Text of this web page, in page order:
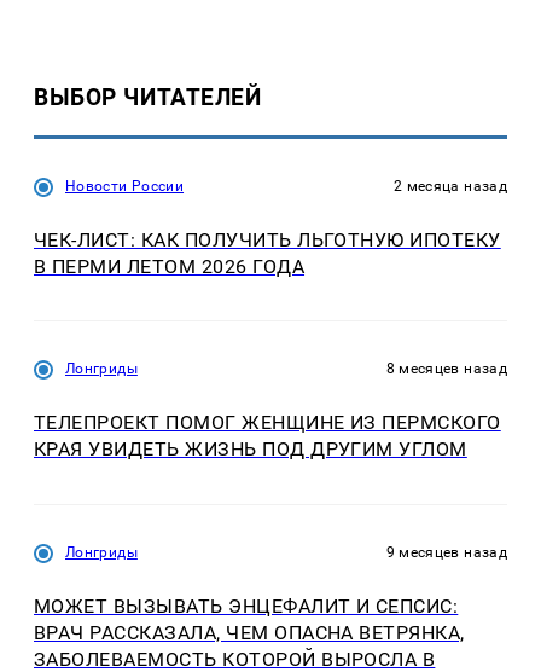
ВЫБОР ЧИТАТЕЛЕЙ
Новости России 2 месяца назад
ЧЕК-ЛИСТ: КАК ПОЛУЧИТЬ ЛЬГОТНУЮ ИПОТЕКУ
В ПЕРМИ ЛЕТОМ 2026 ГОДА
Лонгриды 8 месяцев назад
ТЕЛЕПРОЕКТ ПОМОГ ЖЕНЩИНЕ ИЗ ПЕРМСКОГО
КРАЯ УВИДЕТЬ ЖИЗНЬ ПОД ДРУГИМ УГЛОМ
Лонгриды 9 месяцев назад
МОЖЕТ ВЫЗЫВАТЬ ЭНЦЕФАЛИТ И СЕПСИС:
ВРАЧ РАССКАЗАЛА, ЧЕМ ОПАСНА ВЕТРЯНКА,
ЗАБОЛЕВАЕМОСТЬ КОТОРОЙ ВЫРОСЛА В